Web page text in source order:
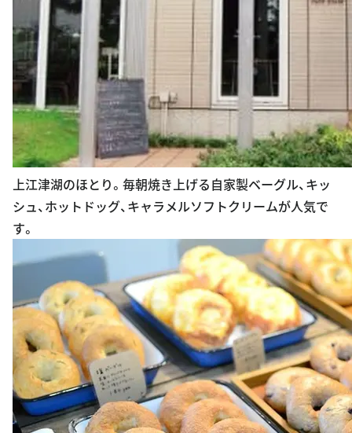
上江津湖のほとり。毎朝焼き上げる自家製ベーグル、キッ
シュ、ホットドッグ、キャラメルソフトクリームが人気で
す。